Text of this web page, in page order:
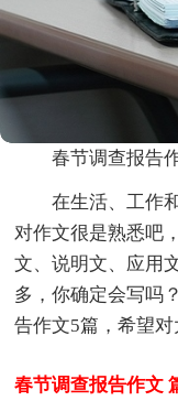
春节调查报告
在生活、工作
对作文很是熟悉吧
文、说明文、应用
多，你确定会写吗
告作文5篇，希望对
春节调查报告作文